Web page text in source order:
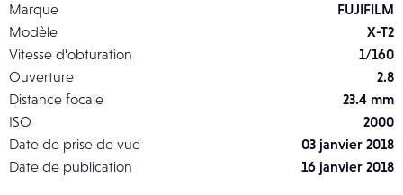
Marque
FUJIFILM
Modèle
X-T2
Vitesse d’obturation
1/160
Ouverture
2.8
Distance focale
23.4 mm
ISO
2000
Date de prise de vue
03 janvier 2018
Date de publication
16 janvier 2018